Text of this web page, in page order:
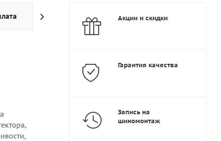
Дополнительно
Акции и скидки
Гарантия качества
Запись на
шиномонтаж